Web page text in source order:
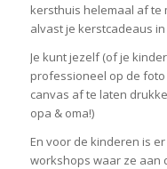
kersthuis helemaal af te
alvast je kerstcadeaus
Je kunt jezelf (of je
professioneel op de
canvas af te laten
opa & oma!)
En voor de kinderen is
workshops waar ze aan